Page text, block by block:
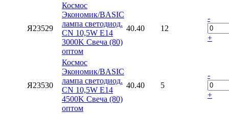
Я23529
Космос
Экономик/BASIC
лампа светодиод.
CN 10,5W E14
3000K Свеча (80)
оптом
40.40 12
-
+
Я23530
Космос
Экономик/BASIC
лампа светодиод.
CN 10,5W E14
4500K Свеча (80)
оптом
40.40 5
-
+